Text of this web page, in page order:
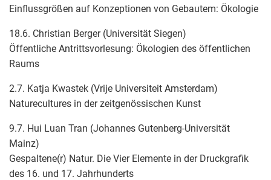
Einflussgrößen auf Konzeptionen von Gebautem: Ökologie
18.6. Christian Berger (Universität Siegen)
Öffentliche Antrittsvorlesung: Ökologien des öffentlichen
Raums
2.7. Katja Kwastek (Vrije Universiteit Amsterdam)
Naturecultures in der zeitgenössischen Kunst
9.7. Hui Luan Tran (Johannes Gutenberg-Universität
Mainz)
Gespaltene(r) Natur. Die Vier Elemente in der Druckgrafik
des 16. und 17. Jahrhunderts